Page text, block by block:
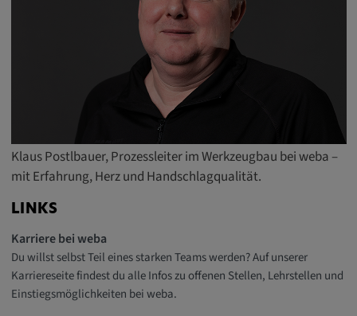
Klaus Postlbauer, Prozessleiter im Werkzeugbau bei weba –
mit Erfahrung, Herz und Handschlagqualität.
LINKS
Karriere bei weba
Du willst selbst Teil eines starken Teams werden? Auf unserer
Karriereseite findest du alle Infos zu offenen Stellen, Lehrstellen und
Einstiegsmöglichkeiten bei weba.